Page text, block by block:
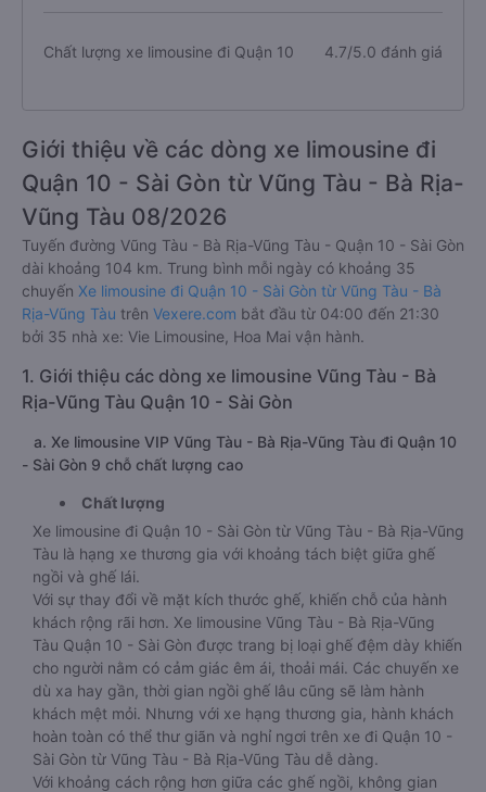
Chất lượng xe limousine đi Quận 10 4.7/5.0 đánh giá
Giới thiệu về các dòng xe limousine đi
Quận 10 - Sài Gòn từ Vũng Tàu - Bà Rịa-
Vũng Tàu 08/2026
Tuyến đường Vũng Tàu - Bà Rịa-Vũng Tàu - Quận 10 - Sài Gòn
dài khoảng 104 km. Trung bình mỗi ngày có khoảng 35
chuyến Xe limousine đi Quận 10 - Sài Gòn từ Vũng Tàu - Bà
Rịa-Vũng Tàu trên Vexere.com bắt đầu từ 04:00 đến 21:30
bởi 35 nhà xe: Vie Limousine, Hoa Mai vận hành.
1. Giới thiệu các dòng xe limousine Vũng Tàu - Bà
Rịa-Vũng Tàu Quận 10 - Sài Gòn
a. Xe limousine VIP Vũng Tàu - Bà Rịa-Vũng Tàu đi Quận 10
- Sài Gòn 9 chỗ chất lượng cao
Chất lượng
Xe limousine đi Quận 10 - Sài Gòn từ Vũng Tàu - Bà Rịa-Vũng
Tàu là hạng xe thương gia với khoảng tách biệt giữa ghế
ngồi và ghế lái.
Với sự thay đổi về mặt kích thước ghế, khiến chỗ của hành
khách rộng rãi hơn. Xe limousine Vũng Tàu - Bà Rịa-Vũng
Tàu Quận 10 - Sài Gòn được trang bị loại ghế đệm dày khiến
cho người nằm có cảm giác êm ái, thoải mái. Các chuyến xe
dù xa hay gần, thời gian ngồi ghế lâu cũng sẽ làm hành
khách mệt mỏi. Nhưng với xe hạng thương gia, hành khách
hoàn toàn có thể thư giãn và nghỉ ngơi trên xe đi Quận 10 -
Sài Gòn từ Vũng Tàu - Bà Rịa-Vũng Tàu dễ dàng.
Với khoảng cách rộng hơn giữa các ghế ngồi, không gian